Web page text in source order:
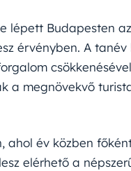
lépett Budapesten
érvényben. A tanév
a megnövekvő
ahol év közben
elérhető a